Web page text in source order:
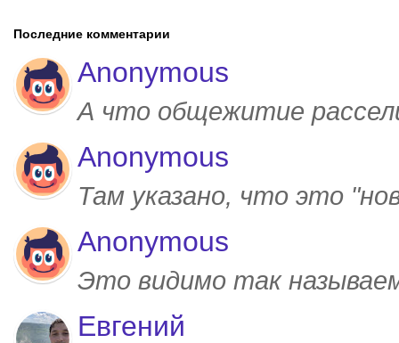
Последние комментарии
Anonymous
А что общежитие
Anonymous
Там указано, что это
Anonymous
Это видимо так
Евгений